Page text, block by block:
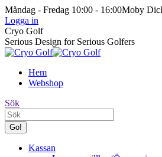
Skip
to
content
Måndag - Fredag 10:00 - 16:00Moby
Logga in
Facebook
page
opens
new
window
Instagram
page
opens
new
window
Cryo Golf
Serious Design for Serious Golfers
Hem
Webshop
Search:
Sök
Kassan